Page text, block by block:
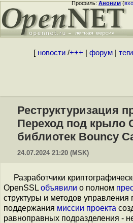
Профиль:Аноним(
[ новости/+++ форум| теги
Реструктуризация
Переход под крыло
библиотек Bouncy
24.07.2024 21:20 (MSK)
Разработчики
OpenSSL объявили о полном
структуры и методов управления
поддержания миссии проекта
равноправных подразделения -